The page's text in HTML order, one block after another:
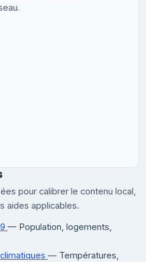
pour calibrer le contenu local,
aides applicables.
— Population, logements,
— Températures,